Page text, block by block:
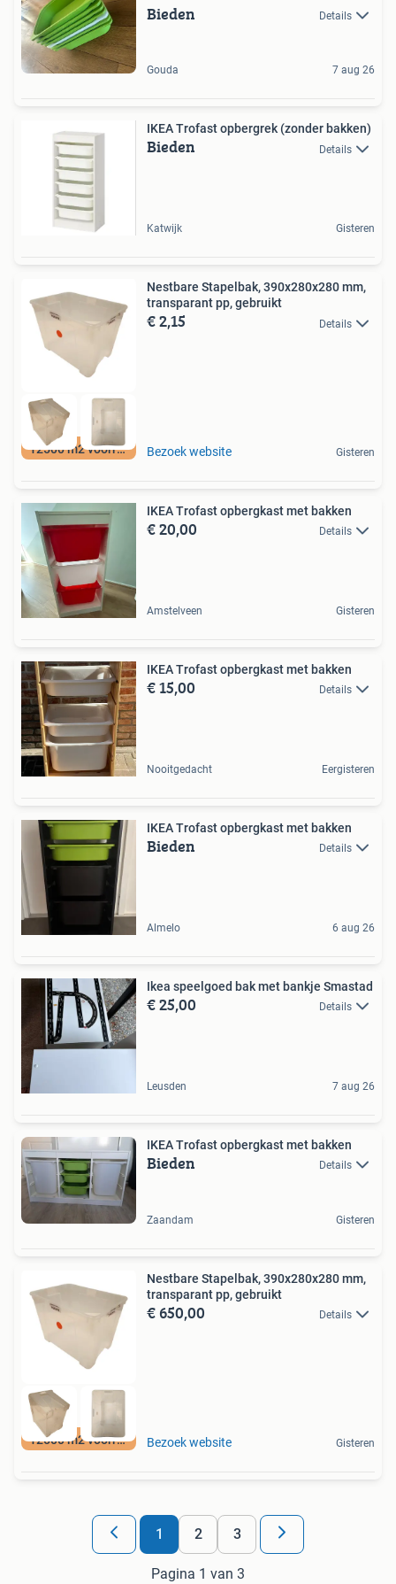
Bieden Details
Gouda 7 aug 26
IKEA Trofast opbergrek (zonder bakken)
Bieden Details
Katwijk Gisteren
12500 m2 voorraad
Nestbare Stapelbak, 390x280x280 mm,
transparant pp, gebruikt
€ 2,15 Details
Bezoek website Gisteren
IKEA Trofast opbergkast met bakken
€ 20,00 Details
Amstelveen Gisteren
IKEA Trofast opbergkast met bakken
€ 15,00 Details
Nooitgedacht Eergisteren
IKEA Trofast opbergkast met bakken
Bieden Details
Almelo 6 aug 26
Ikea speelgoed bak met bankje Smastad
€ 25,00 Details
Leusden 7 aug 26
IKEA Trofast opbergkast met bakken
Bieden Details
Zaandam Gisteren
12500 m2 voorraad
Nestbare Stapelbak, 390x280x280 mm,
transparant pp, gebruikt
€ 650,00 Details
Bezoek website Gisteren
1 2 3
Pagina 1 van 3